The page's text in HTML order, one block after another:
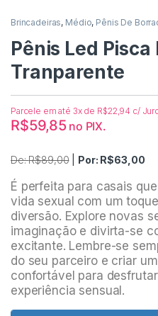
Brincadeiras, Médio, Pênis De
Pênis Led Pisca
Tranparente
Parcele em até 3x de R$22,94 c/
R$59,85 no PIX.
De:R$89,00| Por: R$63,00
É perfeita para casais
vida sexual com um
diversão. Explore novas
imaginação e divirta-se
excitante. Lembre-se
do seu parceiro e criar
confortável para
experiência sensual.